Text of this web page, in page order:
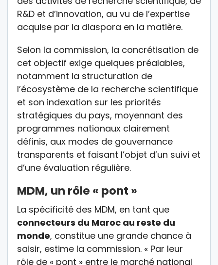
R&D et d’innovation, au vu de l’expertise
acquise par la diaspora en la matière.
Selon la commission, la concrétisation de
cet objectif exige quelques préalables,
notamment la structuration de
l’écosystème de la recherche scientifique
et son indexation sur les priorités
stratégiques du pays, moyennant des
programmes nationaux clairement
définis, aux modes de gouvernance
transparents et faisant l’objet d’un suivi et
d’une évaluation régulière.
MDM, un rôle « pont »
La spécificité des MDM, en tant que
connecteurs du Maroc au reste du
monde, constitue une grande chance à
saisir, estime la commission. « Par leur
rôle de « pont » entre le marché national